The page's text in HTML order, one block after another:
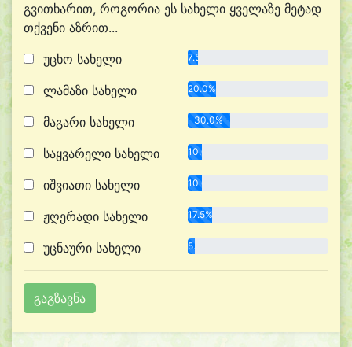
გვითხარით, როგორია ეს სახელი ყველაზე მეტად
თქვენი აზრით...
უცხო სახელი
7.5%
ლამაზი სახელი 20.0%
მაგარი სახელი 30.0%
საყვარელი სახელი 10.0%
იშვიათი სახელი 10.0%
ჟღერადი სახელი 17.5%
უცნაური სახელი 5.0%